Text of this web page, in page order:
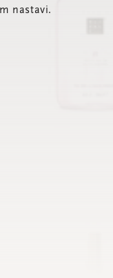
nastavi.